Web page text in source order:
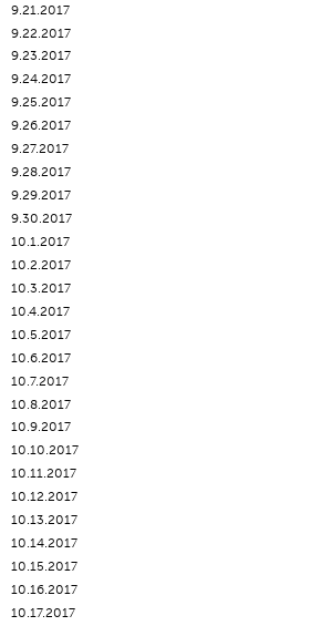
9.21.2017
9.22.2017
9.23.2017
9.24.2017
9.25.2017
9.26.2017
9.27.2017
9.28.2017
9.29.2017
9.30.2017
10.1.2017
10.2.2017
10.3.2017
10.4.2017
10.5.2017
10.6.2017
10.7.2017
10.8.2017
10.9.2017
10.10.2017
10.11.2017
10.12.2017
10.13.2017
10.14.2017
10.15.2017
10.16.2017
10.17.2017